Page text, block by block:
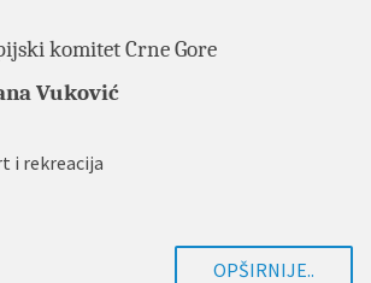
komitet Crne Gore
Vuković
i rekreacija
OPŠIRNIJE..